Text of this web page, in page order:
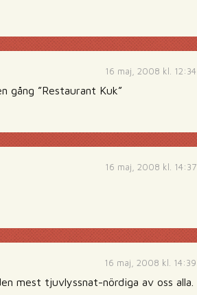
16 maj, 2008 kl. 12:34
gång ”Restaurant Kuk”
16 maj, 2008 kl. 14:37
16 maj, 2008 kl. 14:39
mest tjuvlyssnat-nördiga av oss alla.